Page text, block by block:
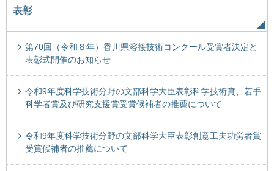
表彰
第70回（令和８年）香川県溶接技術コンクール受賞者決定と
表彰式開催のお知らせ
令和9年度科学技術分野の文部科学大臣表彰科学技術賞、若手
科学者賞及び研究支援賞受賞候補者の推薦について
令和9年度科学技術分野の文部科学大臣表彰創意工夫功労者賞
受賞候補者の推薦について